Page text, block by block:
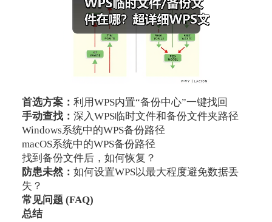
首选方案： 利用WPS内置“备份中心”一键找回
手动查找： 深入WPS临时文件和备份文件夹路径
Windows系统中的WPS备份路径
macOS系统中的WPS备份路径
找到备份文件后，如何恢复？
防患未然： 如何设置WPS以最大程度避免数据丢
失？
常见问题 (FAQ)
总结